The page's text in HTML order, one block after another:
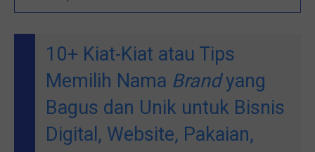
10+ Kiat-Kiat atau Tips
Memilih Nama Brandyang
Bagus dan Unik untuk Bisnis
Digital, Website, Pakaian,